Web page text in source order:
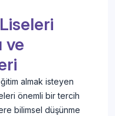
ve
almak isteyen
önemli bir tercih
bilimsel düşünme